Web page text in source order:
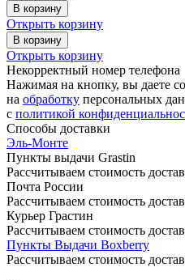
В корзину
Открыть корзину
В корзину
Открыть корзину
Некорректный номер телефона
Нажимая на кнопку, вы даете
на обработку персональных
c политикой
Способы доставки
Эль-Монте
Пункты выдачи Grastin
Рассчитываем стоимость
Почта России
Рассчитываем стоимость
Курьер Грастин
Рассчитываем стоимость
Пункты Выдачи Boxberry
Рассчитываем стоимость